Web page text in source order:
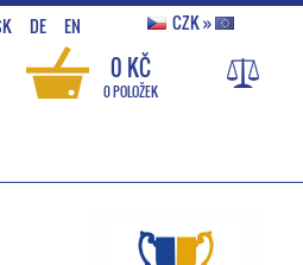
DE EN CZK»
0 KČ
0 POLOŽEK